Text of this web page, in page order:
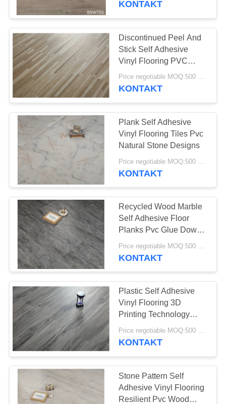
KONTAKT
Discontinued Peel And
Stick Self Adhesive
Vinyl Flooring PVC
Plank Tile
Price negotiable MOQ:500 square meters
KONTAKT
Plank Self Adhesive
Vinyl Flooring Tiles Pvc
Natural Stone Designs
KONTAKT
Recycled Wood Marble
Self Adhesive Floor
Planks Pvc Glue Down
Vinyl
Price negotiable MOQ:500 square meters
KONTAKT
Plastic Self Adhesive
Vinyl Flooring 3D
Printing Technology
Available
Price negotiable MOQ:500 square meters
KONTAKT
Stone Pattern Self
Adhesive Vinyl Flooring
Resilient Pvc Wood